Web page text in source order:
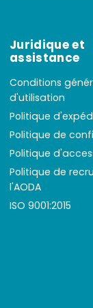
Juridique et
assistance
Conditions
d'utilisation
Politique
Politique de
Politique
Politique de
l'AODA
ISO 9001:2015